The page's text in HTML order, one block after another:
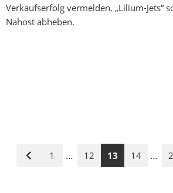
Verkaufserfolg vermelden. „Lilium-Jets“
Nahost abheben.
Vorige
1 … 12 13 14 …